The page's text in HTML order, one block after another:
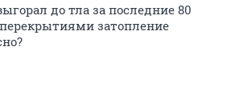
до тла за последние 80
затопление